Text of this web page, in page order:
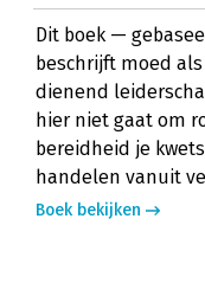
Dit boek —
beschrijft moed
dienend
hier niet gaat om
bereidheid je
handelen vanuit
Boek bekijken